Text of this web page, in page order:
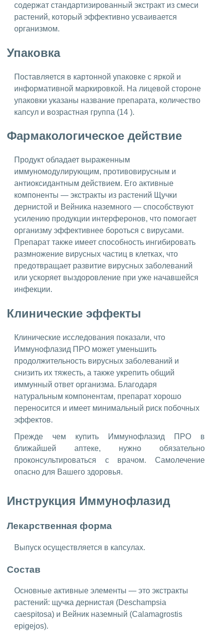
содержат стандартизированный экстракт из смеси
растений, который эффективно усваивается
организмом.
Упаковка
Поставляется в картонной упаковке с яркой и
информативной маркировкой. На лицевой стороне
упаковки указаны название препарата, количество
капсул и возрастная группа (14 ).
Фармакологическое действие
Продукт обладает выраженным
иммуномодулирующим, противовирусным и
антиоксидантным действием. Его активные
компоненты — экстракты из растений Щучки
дернистой и Вейника наземного — способствуют
усилению продукции интерферонов, что помогает
организму эффективнее бороться с вирусами.
Препарат также имеет способность ингибировать
размножение вирусных частиц в клетках, что
предотвращает развитие вирусных заболеваний
или ускоряет выздоровление при уже начавшейся
инфекции.
Клинические эффекты
Клинические исследования показали, что
Иммунофлазид ПРО может уменьшить
продолжительность вирусных заболеваний и
снизить их тяжесть, а также укрепить общий
иммунный ответ организма. Благодаря
натуральным компонентам, препарат хорошо
переносится и имеет минимальный риск побочных
эффектов.
Прежде чем купить Иммунофлазид ПРО в
ближайшей аптеке, нужно обязательно
проконсультироваться с врачом. Самолечение
опасно для Вашего здоровья.
Инструкция Иммунофлазид
Лекарственная форма
Выпуск осуществляется в капсулах.
Состав
Основные активные элементы — это экстракты
растений: щучка дернистая (Deschampsia
caespitosa) и Вейник наземный (Calamagrostis
epigejos).